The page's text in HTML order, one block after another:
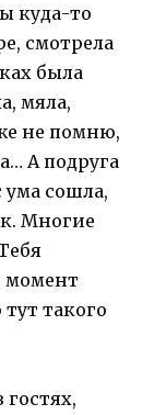
куда-то
смотрела
была
мяла,
не помню,
А подруга
ума сошла,
Многие
момент
такого
гостях,